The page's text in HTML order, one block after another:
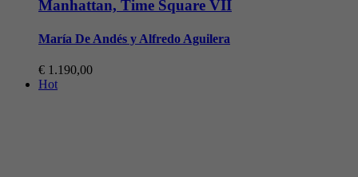
Manhattan, Time Square VII
María De Andés y Alfredo Aguilera
€ 1.190,00
Hot